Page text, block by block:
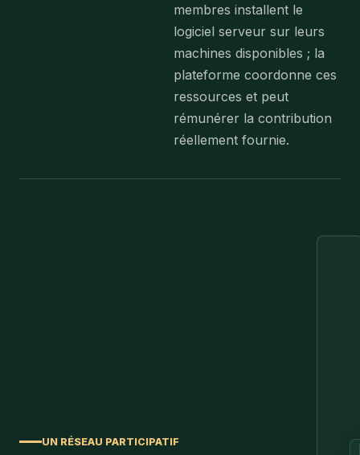
membres installent le
logiciel serveur sur leurs
machines disponibles ; la
plateforme coordonne ces
ressources et peut
rémunérer la contribution
réellement fournie.
UN RÉSEAU PARTICIPATIF